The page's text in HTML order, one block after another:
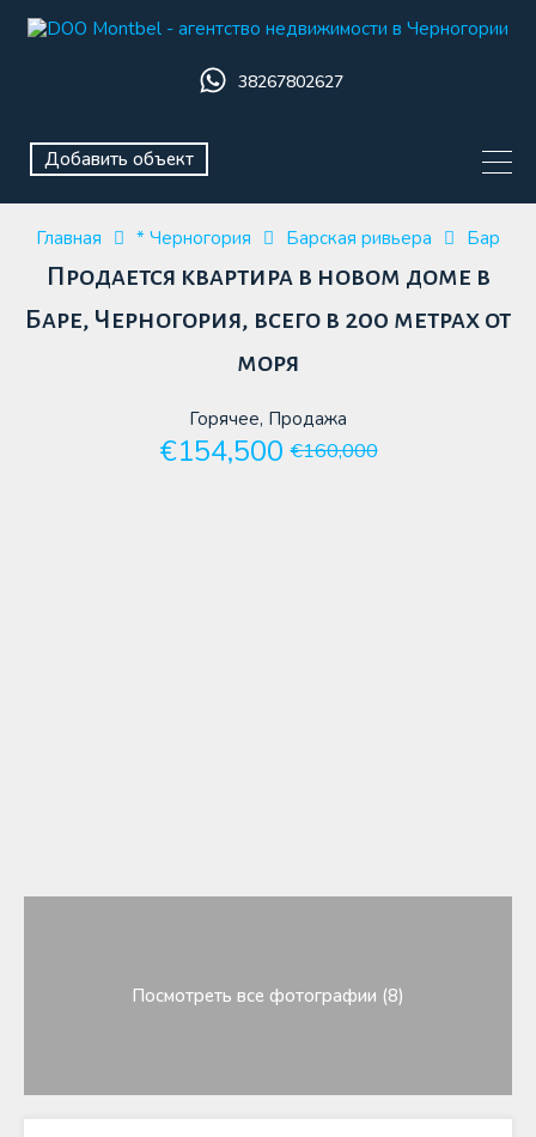
38267802627
Добавить объект
Главная * Черногория Барская ривьера Бар
Продается квартира в новом доме в
Баре, Черногория, всего в 200 метрах от
моря
Горячее, Продажа
€154,500 €160,000
Посмотреть все фотографии (8)